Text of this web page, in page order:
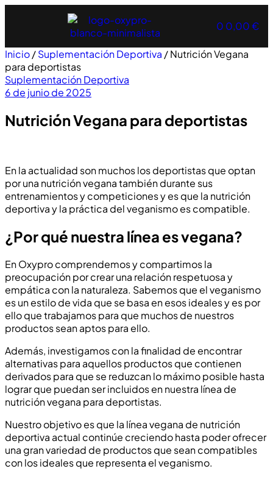
0 0,00€
Inicio/Suplementación Deportiva / Nutrición Vegana
para deportistas
Suplementación Deportiva
6 de junio de 2025
Nutrición Vegana para deportistas
En la actualidad son muchos los deportistas que optan
por una nutrición vegana también durante sus
entrenamientos y competiciones y es que la nutrición
deportiva y la práctica del veganismo es compatible.
¿Por qué nuestra línea es vegana?
En Oxypro comprendemos y compartimos la
preocupación por crear una relación respetuosa y
empática con la naturaleza. Sabemos que el veganismo
es un estilo de vida que se basa en esos ideales y es por
ello que trabajamos para que muchos de nuestros
productos sean aptos para ello.
Además, investigamos con la finalidad de encontrar
alternativas para aquellos productos que contienen
derivados para que se reduzcan lo máximo posible hasta
lograr que puedan ser incluidos en nuestra línea de
nutrición vegana para deportistas.
Nuestro objetivo es que la línea vegana de nutrición
deportiva actual continúe creciendo hasta poder ofrecer
una gran variedad de productos que sean compatibles
con los ideales que representa el veganismo.